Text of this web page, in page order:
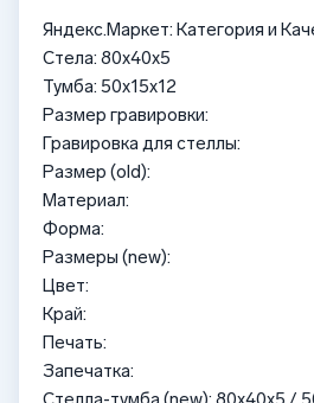
Яндекс.Маркет: Категория и
Стела: 80x40x5
Тумба: 50x15x12
Размер гравировки:
Гравировка для стеллы:
Размер (old):
Материал:
Форма:
Размеры (new):
Цвет:
Край:
Печать:
Запечатка: